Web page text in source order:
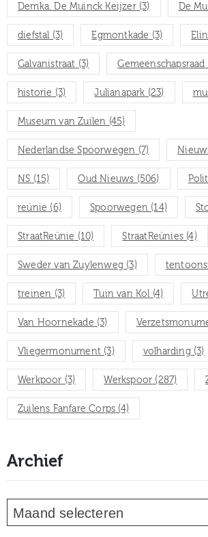
Demka. De Muinck Keijzer(3) De
diefstal (3) Egmontkade (3)
Galvanistraat (3) Gemeenschapsraad
historie (3) Julianapark (23)
Museum van Zuilen (45)
Nederlandse Spoorwegen (7)
NS (15) Oud Nieuws (506)
reünie (6) Spoorwegen (14)
StraatReünie (10) StraatReünies (4)
Sweder van Zuylenweg (3)
treinen (3) Tuin van Kol (4)
Van Hoornekade (3)
Vliegermonument (3) volharding(3)
Werkpoor (3) Werkspoor (287)
Zuilens Fanfare Corps (4)
Archief
Maand selecteren